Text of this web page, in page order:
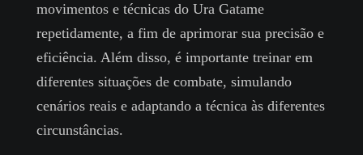
movimentos e técnicas do Ura Gatame
repetidamente, a fim de aprimorar sua precisão e
eficiência. Além disso, é importante treinar em
diferentes situações de combate, simulando
cenários reais e adaptando a técnica às diferentes
circunstâncias.